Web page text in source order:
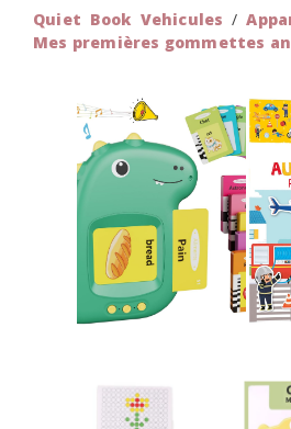
Quiet Book Vehicules /
Mes premières gommettes